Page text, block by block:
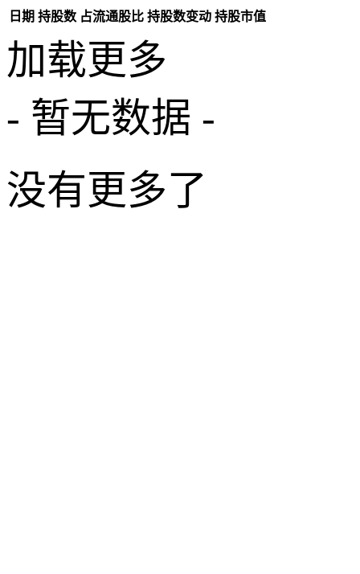
日期 持股数 占流通股比 持股数变动 持股市值
加载更多
- 暂无数据 -
没有更多了